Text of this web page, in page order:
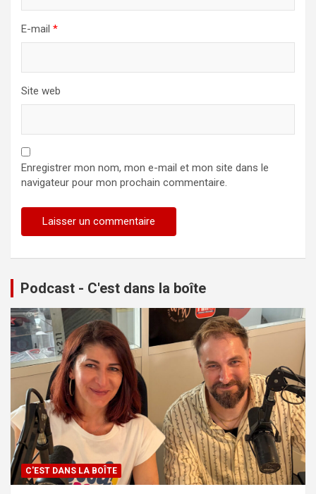
E-mail *
Site web
Enregistrer mon nom, mon e-mail et mon site dans le
navigateur pour mon prochain commentaire.
Podcast - C'est dans la boîte
C'EST DANS LA BOÎTE